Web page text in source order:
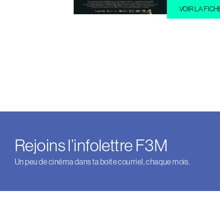
VOIR LA
Rejoins l’infolettre F3M
Un peu de cinéma dans ta boite courriel, chaque mois.